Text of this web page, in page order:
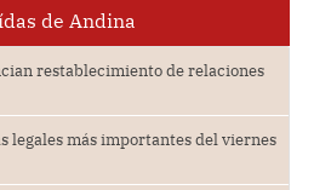
de Andina
restablecimiento de relaciones
legales más importantes del viernes